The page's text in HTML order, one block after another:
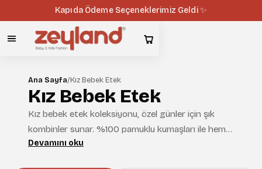
Kapıda Ödeme Seçeneklerimiz Geldi ✨
Ana Sayfa/Kız Bebek Etek
Kız Bebek Etek
Kız bebek etek koleksiyonu, özel günler için şık
kombinler sunar. %100 pamuklu kumaşları ile hem
konforlu hem de dayanıklıdır. Zeyland'ın
Devamını oku